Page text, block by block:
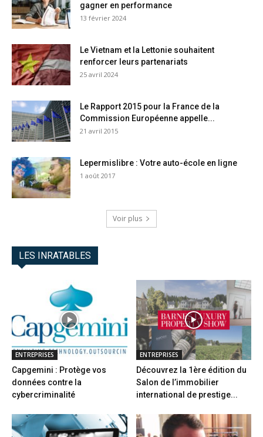
gagner en performance
13 février 2024
Le Vietnam et la Lettonie souhaitent
renforcer leurs partenariats
25 avril 2024
Le Rapport 2015 pour la France de la
Commission Européenne appelle...
21 avril 2015
Lepermislibre : Votre auto-école en ligne
1 août 2017
Voir plus
LES INRATABLES
ENTREPRISES
Capgemini : Protège vos
données contre la
cybercriminalité
ENTREPRISES
Découvrez la 1ère édition du
Salon de l’immobilier
international de prestige...